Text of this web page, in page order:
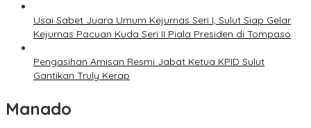
Usai Sabet Juara Umum Kejurnas Seri I, Sulut Siap Gelar
Kejurnas Pacuan Kuda Seri II Piala Presiden di Tompaso
Pengasihan Amisan Resmi Jabat Ketua KPID Sulut
Gantikan Truly Kerap
Manado